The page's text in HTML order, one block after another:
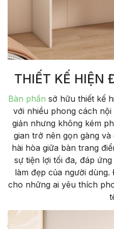
THIẾT KẾ HIỆN
Bàn phấn sở hữu thiết kế
với nhiều phong cách
giản nhưng không kém
gian trở nên gọn gàng
hài hòa giữa bàn trang
sự tiện lợi tối đa, đáp
làm đẹp của người
cho những ai yêu thích